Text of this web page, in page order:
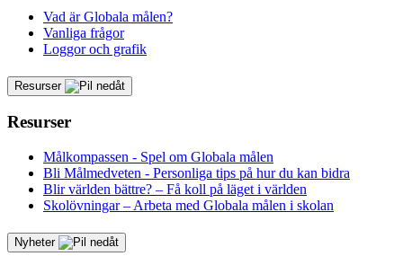
Vad är Globala målen?
Vanliga frågor
Loggor och grafik
Resurser
Resurser
Målkompassen - Spel om Globala målen
Bli Målmedveten - Personliga tips på hur du kan bidra
Blir världen bättre? – Få koll på läget i världen
Skolövningar – Arbeta med Globala målen i skolan
Nyheter